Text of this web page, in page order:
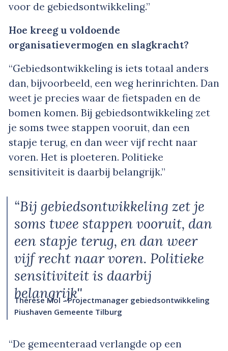
voor de gebiedsontwikkeling.”
Hoe kreeg u voldoende
organisatievermogen en slagkracht?
“Gebiedsontwikkeling is iets totaal anders
dan, bijvoorbeeld, een weg herinrichten. Dan
weet je precies waar de fietspaden en de
bomen komen. Bij gebiedsontwikkeling zet
je soms twee stappen vooruit, dan een
stapje terug, en dan weer vijf recht naar
voren. Het is ploeteren. Politieke
sensitiviteit is daarbij belangrijk.”
“Bij gebiedsontwikkeling zet je
soms twee stappen vooruit, dan
een stapje terug, en dan weer
vijf recht naar voren. Politieke
sensitiviteit is daarbij
belangrijk''
Thérèse Mol - Projectmanager gebiedsontwikkeling
Piushaven Gemeente Tilburg
“De gemeenteraad verlangde op een